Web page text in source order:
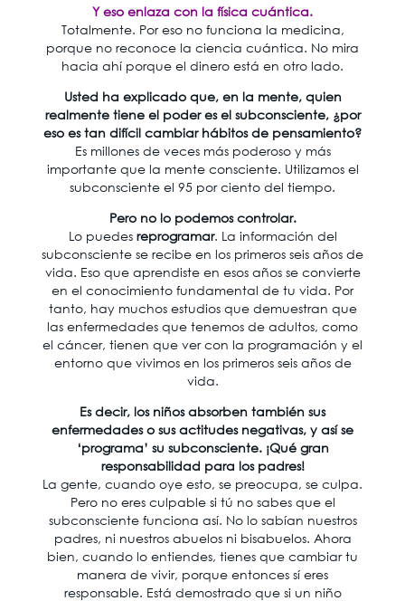
Y eso enlaza con la física cuántica.
Totalmente. Por eso no funciona la medicina,
porque no reconoce la ciencia cuántica. No mira
hacia ahí porque el dinero está en otro lado.
Usted ha explicado que, en la mente, quien
realmente tiene el poder es el subconsciente, ¿por
eso es tan difícil cambiar hábitos de pensamiento?
Es millones de veces más poderoso y más
importante que la mente consciente. Utilizamos el
subconsciente el 95 por ciento del tiempo.
Pero no lo podemos controlar.
Lo puedes reprogramar. La información del
subconsciente se recibe en los primeros seis años de
vida. Eso que aprendiste en esos años se convierte
en el conocimiento fundamental de tu vida. Por
tanto, hay muchos estudios que demuestran que
las enfermedades que tenemos de adultos, como
el cáncer, tienen que ver con la programación y el
entorno que vivimos en los primeros seis años de
vida.
Es decir, los niños absorben también sus
enfermedades o sus actitudes negativas, y así se
‘programa’ su subconsciente. ¡Qué gran
responsabilidad para los padres!
La gente, cuando oye esto, se preocupa, se culpa.
Pero no eres culpable si tú no sabes que el
subconsciente funciona así. No lo sabían nuestros
padres, ni nuestros abuelos ni bisabuelos. Ahora
bien, cuando lo entiendes, tienes que cambiar tu
manera de vivir, porque entonces sí eres
responsable. Está demostrado que si un niño